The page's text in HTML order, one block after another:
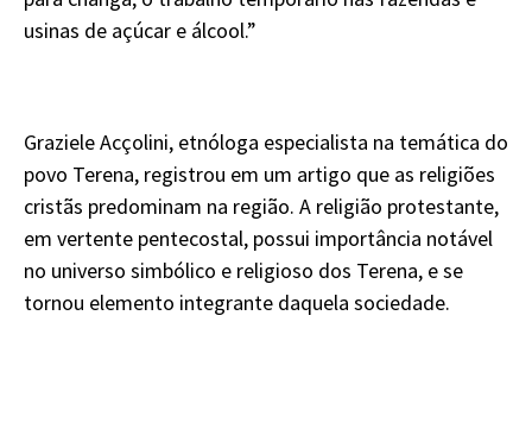
usinas de açúcar e álcool.”
Graziele Acçolini, etnóloga especialista na temática do
povo Terena, registrou em um artigo que as religiões
cristãs predominam na região. A religião protestante,
em vertente pentecostal, possui importância notável
no universo simbólico e religioso dos Terena, e se
tornou elemento integrante daquela sociedade.